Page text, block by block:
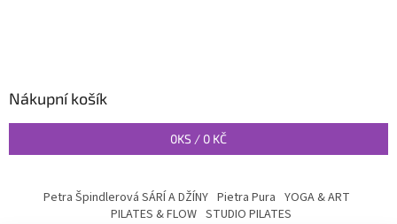
Nákupní košík
0KS / 0 KČ
Petra Špindlerová SÁRÍ A DŽÍNY Pietra Pura YOGA & ART
PILATES & FLOW STUDIO PILATES